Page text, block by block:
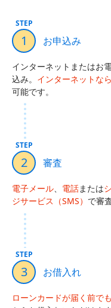
STEP
1 お申込み
インターネットまたはお
込み。 インターネットな
可能です。
STEP
2 審査
電子メール、 電話または
ジサービス（SMS） で審
STEP
3 お借入れ
ローンカードが届く前でも